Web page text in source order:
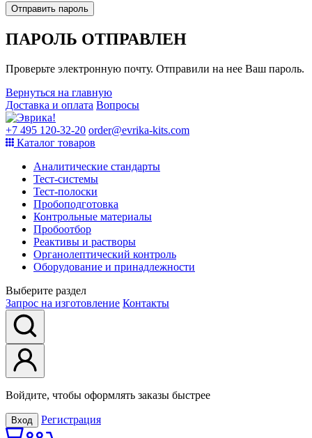
Отправить пароль
ПАРОЛЬ ОТПРАВЛЕН
Проверьте электронную почту. Отправили на нее Ваш пароль.
Вернуться на главную
Доставка и оплата Вопросы
+7 495 120-32-20 order@evrika-kits.com
Каталог товаров
Аналитические стандарты
Тест-системы
Тест-полоски
Пробоподготовка
Контрольные материалы
Пробоотбор
Реактивы и растворы
Органолептический контроль
Оборудование и принадлежности
Выберите раздел
Запрос на изготовление Контакты
Войдите, чтобы оформлять заказы быстрее
Вход Регистрация